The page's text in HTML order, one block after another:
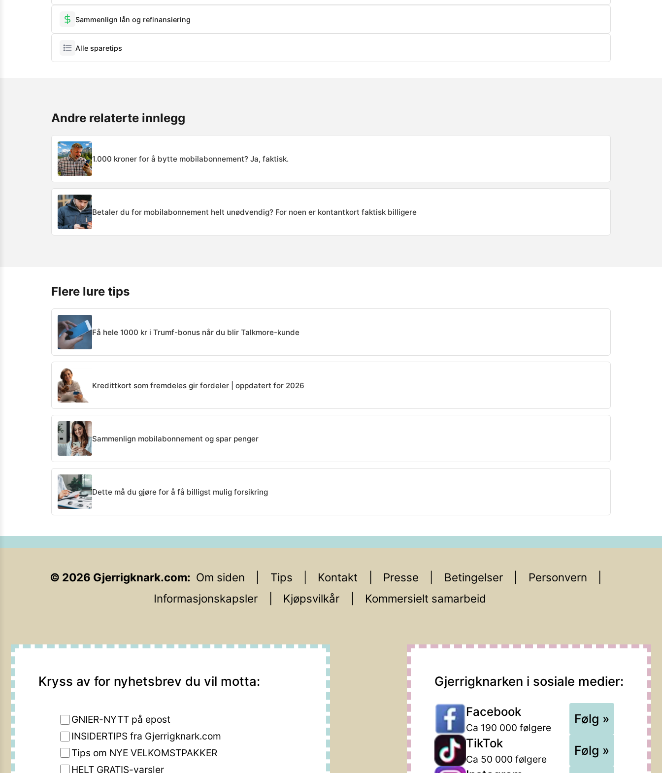
Sammenlign lån og refinansiering
Alle sparetips
Andre relaterte innlegg
1.000 kroner for å bytte mobilabonnement? Ja, faktisk.
Betaler du for mobilabonnement helt unødvendig? For noen er kontantkort faktisk billigere
Flere lure tips
Få hele 1000 kr i Trumf-bonus når du blir Talkmore-kunde
Kredittkort som fremdeles gir fordeler | oppdatert for 2026
Sammenlign mobilabonnement og spar penger
Dette må du gjøre for å få billigst mulig forsikring
© 2026 Gjerrigknark.com Om siden Tips Kontakt Presse Betingelser
Personvern
Informasjonskapsler
Kjøpsvilkår Kommersielt samarbeid
Kryss av for nyhetsbrev du vil motta:
GNIER-NYTT på epost
INSIDERTIPS fra Gjerrigknark.com
Tips om NYE VELKOMSTPAKKER
HELT GRATIS-varsler
Gjerrigknarken i sosiale medier:
Facebook
Ca 190 000 følgere
Følg »
TikTok
Ca 50 000 følgere
Følg »